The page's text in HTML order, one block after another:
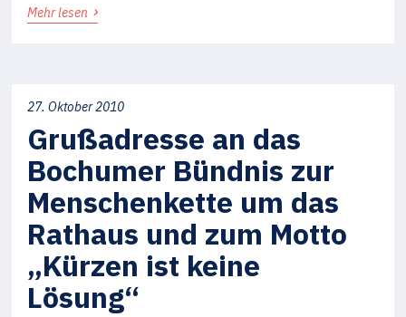
Mehr lesen ›
27. Oktober 2010
Grußadresse an das
Bochumer Bündnis zur
Menschenkette um das
Rathaus und zum Motto
„Kürzen ist keine
Lösung“